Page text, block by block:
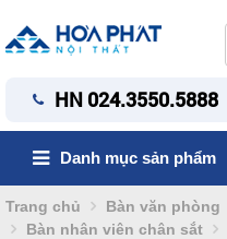
HN 024.3550.5888
Danh mục sản phẩm
Trang chủ Bàn văn phòng
Bàn nhân viên chân sắt